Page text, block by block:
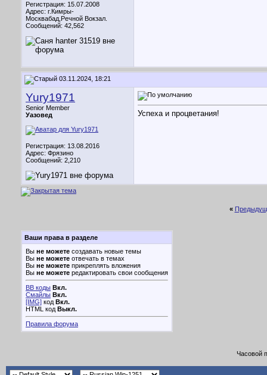
Регистрация: 15.07.2008
Адрес: г.Кимры-
Москвабад,Речной Вокзал.
Сообщений: 42,562
03.11.2024, 18:21
Yury1971
Senior Member
Уазовед
Регистрация: 13.08.2016
Адрес: Фрязино
Сообщений: 2,210
Успеха и процветания!
«
Ваши права в разделе
Вы не можете создавать новые темы
Вы не можете отвечать в темах
Вы не можете прикреплять вложения
Вы не можете редактировать свои сообщения
BB коды Вкл.
Смайлы Вкл.
[IMG] код Вкл.
HTML код Выкл.
Правила форума
Часовой